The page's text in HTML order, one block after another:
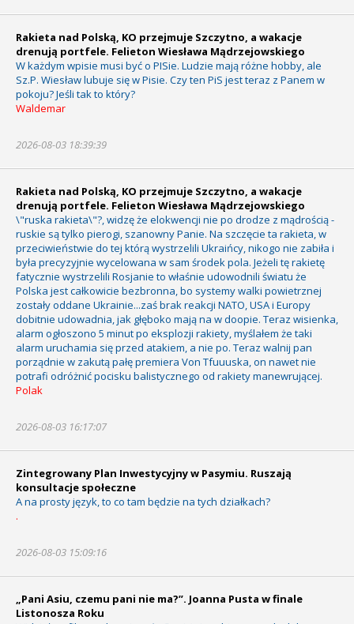
Rakieta nad Polską, KO przejmuje Szczytno, a wakacje
drenują portfele. Felieton Wiesława Mądrzejowskiego
W każdym wpisie musi być o PISie. Ludzie mają różne hobby, ale
Sz.P. Wiesław lubuje się w Pisie. Czy ten PiS jest teraz z Panem w
pokoju? Jeśli tak to który?
Waldemar
2026-08-03 18:39:39
Rakieta nad Polską, KO przejmuje Szczytno, a wakacje
drenują portfele. Felieton Wiesława Mądrzejowskiego
\"ruska rakieta\"?, widzę że elokwencji nie po drodze z mądrością -
ruskie są tylko pierogi, szanowny Panie. Na szczęcie ta rakieta, w
przeciwieństwie do tej którą wystrzelili Ukraińcy, nikogo nie zabiła i
była precyzyjnie wycelowana w sam środek pola. Jeżeli tę rakietę
fatycznie wystrzelili Rosjanie to właśnie udowodnili światu że
Polska jest całkowicie bezbronna, bo systemy walki powietrznej
zostały oddane Ukrainie...zaś brak reakcji NATO, USA i Europy
dobitnie udowadnia, jak głęboko mają na w doopie. Teraz wisienka,
alarm ogłoszono 5 minut po eksplozji rakiety, myślałem że taki
alarm uruchamia się przed atakiem, a nie po. Teraz walnij pan
porządnie w zakutą pałę premiera Von Tfuuuska, on nawet nie
potrafi odróżnić pocisku balistycznego od rakiety manewrującej.
Polak
2026-08-03 16:17:07
Zintegrowany Plan Inwestycyjny w Pasymiu. Ruszają
konsultacje społeczne
A na prosty język, to co tam będzie na tych działkach?
.
2026-08-03 15:09:16
„Pani Asiu, czemu pani nie ma?”. Joanna Pusta w finale
Listonosza Roku